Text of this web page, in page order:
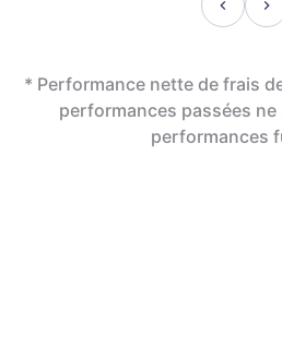
* Performance nette de frais
performances passées
performances